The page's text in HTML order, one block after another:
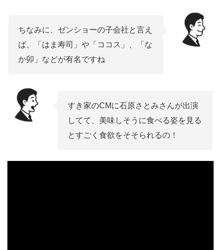
ちなみに、ゼンショーの子会社と言え
ば、「はま寿司」や「ココス」、「な
か卯」などが有名ですね
すき家のCMに石原さとみさんが出演
してて、美味しそうに食べる姿を見る
とすごく食欲をそそられるの！